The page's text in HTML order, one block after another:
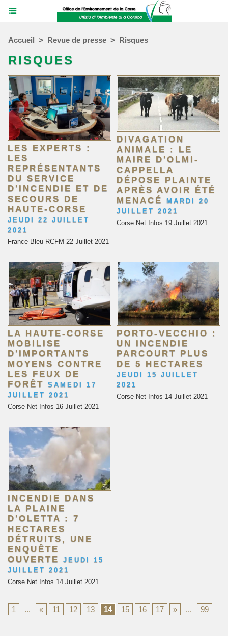
Accueil > Revue de presse > Risques
RISQUES
LES EXPERTS :
LES
REPRÉSENTANTS
DU SERVICE
D'INCENDIE ET DE
SECOURS DE
HAUTE-CORSE
JEUDI 22 JUILLET
2021
France Bleu RCFM 22 Juillet 2021
DIVAGATION
ANIMALE : LE
MAIRE D'OLMI-
CAPPELLA
DÉPOSE PLAINTE
APRÈS AVOIR ÉTÉ
MENACÉ
MARDI 20
JUILLET 2021
Corse Net Infos 19 Juillet 2021
LA HAUTE-CORSE
MOBILISE
D'IMPORTANTS
MOYENS CONTRE
LES FEUX DE
FORÊT
SAMEDI 17
JUILLET 2021
Corse Net Infos 16 Juillet 2021
PORTO-VECCHIO :
UN INCENDIE
PARCOURT PLUS
DE 5 HECTARES
JEUDI 15 JUILLET
2021
Corse Net Infos 14 Juillet 2021
INCENDIE DANS
LA PLAINE
D'OLETTA : 7
HECTARES
DÉTRUITS, UNE
ENQUÊTE
OUVERTE
JEUDI 15
JUILLET 2021
Corse Net Infos 14 Juillet 2021
1 ... « 11 12 13 14 15 16 17 » ... 99